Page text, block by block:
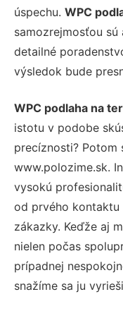
úspechu. WPC
samozrejmosťou
detailné
výsledok bude
WPC podlaha na
istotu v podobe
precíznosti? Potom
www.polozime.sk.
vysokú
od prvého kontaktu
zákazky. Keďže aj
nielen počas
prípadnej
snažíme sa ju